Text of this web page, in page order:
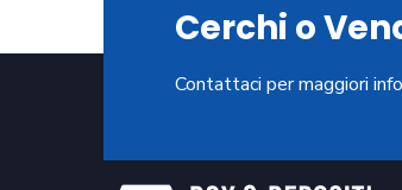
Cerchi o
Contattaci per maggiori